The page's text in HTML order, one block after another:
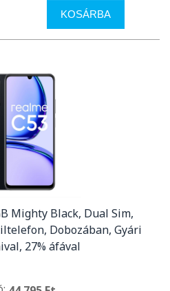
KOSÁRBA
Mighty Black, Dual Sim,
Dobozában, Gyári
27% áfával